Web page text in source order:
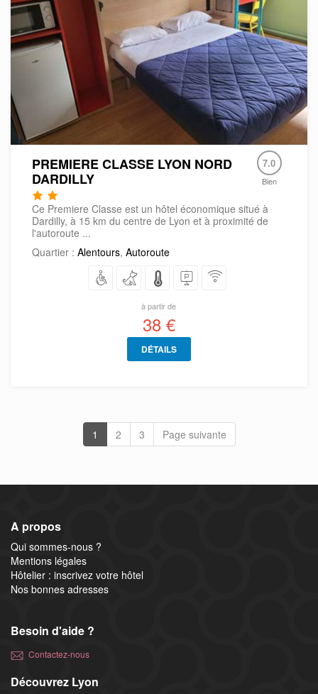
PREMIERE CLASSE LYON NORD
DARDILLY
7.0
Bien
Ce Premiere Classe est un hôtel économique situé à
Dardilly, à 15 km du centre de Lyon et à proximité de
l'autoroute ...
Quartier : Alentours, Autoroute
à partir de
38 €
DÉTAILS
1 2 3 Page suivante
A propos
Qui sommes-nous ?
Mentions légales
Hôtelier : inscrivez votre hôtel
Nos bonnes adresses
Besoin d'aide ?
Contactez-nous
Découvrez Lyon